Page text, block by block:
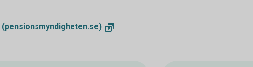
(pensionsmyndigheten.se)